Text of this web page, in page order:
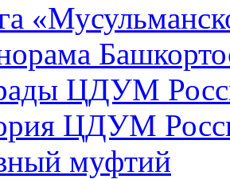
ЦДУМ
ЦДУМ
муфтий